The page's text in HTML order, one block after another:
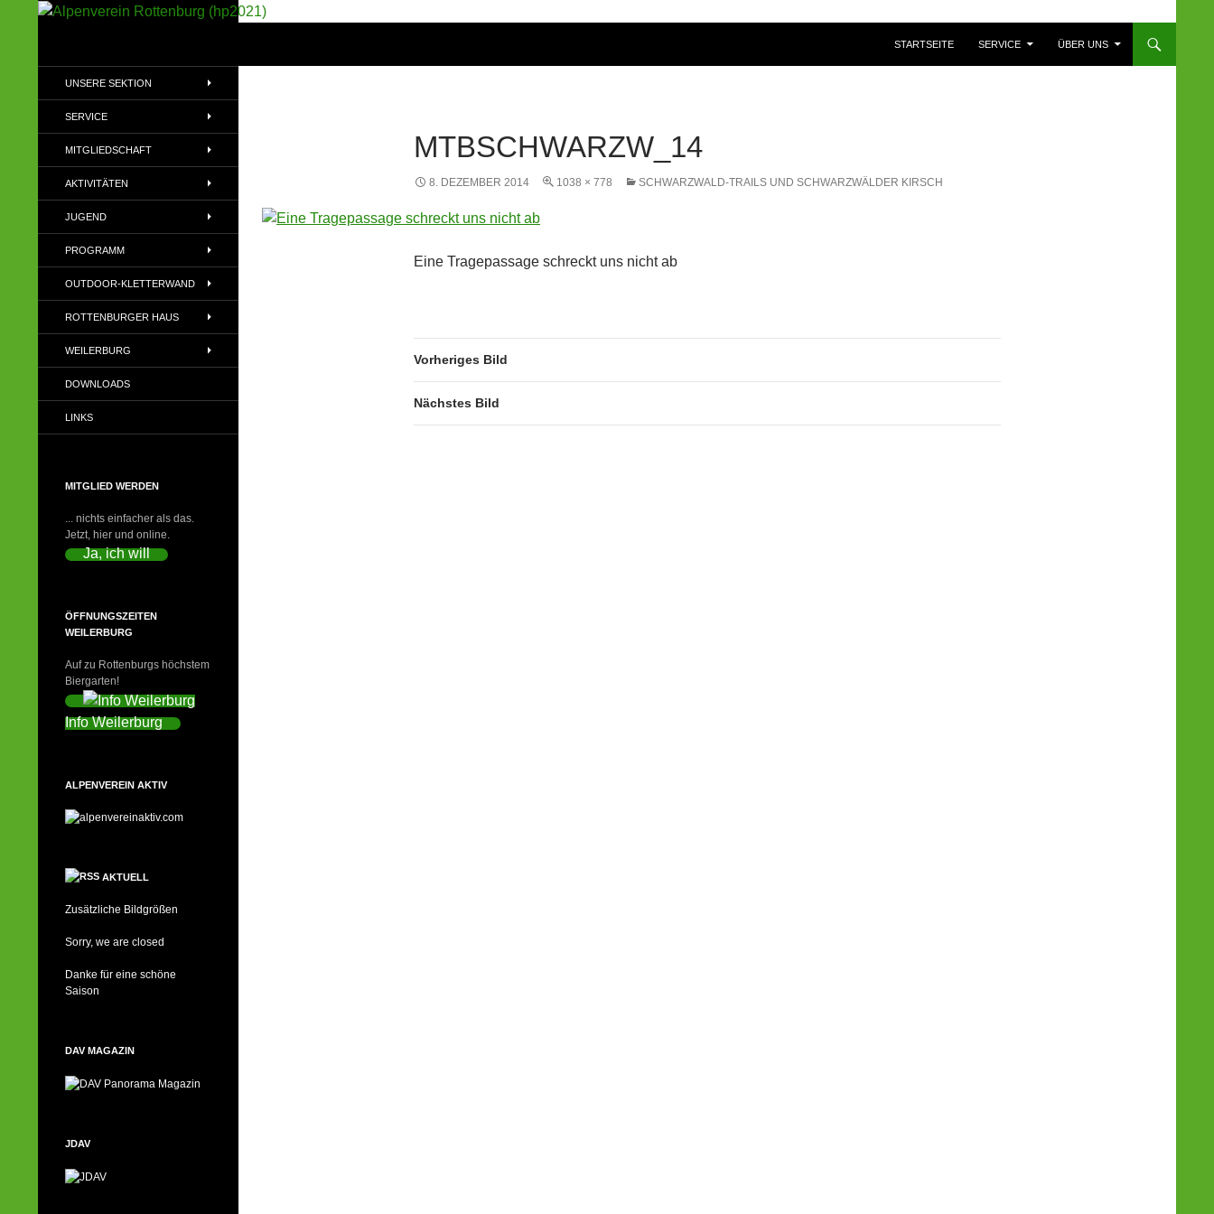
STARTSEITE
SERVICE ÜBER UNS
MTBSCHWARZW_14
8. DEZEMBER 2014 1038 × 778 SCHWARZWALD-TRAILS UND SCHWARZWÄLDER KIRSCH
Eine Tragepassage schreckt uns nicht ab
Vorheriges Bild
Nächstes Bild
(DAV)
UNSERE SEKTION
SERVICE
MITGLIEDSCHAFT
AKTIVITÄTEN
JUGEND
PROGRAMM
OUTDOOR-KLETTERWAND
ROTTENBURGER HAUS
WEILERBURG
DOWNLOADS
LINKS
MITGLIED WERDEN
... nichts einfacher als das.
Jetzt, hier und online.
Ja, ich will
ÖFFNUNGSZEITEN
WEILERBURG
Auf zu Rottenburgs höchstem
Biergarten!
Info Weilerburg
ALPENVEREIN AKTIV
AKTUELL
Zusätzliche Bildgrößen
Sorry, we are closed
Danke für eine schöne
Saison
DAV MAGAZIN
JDAV